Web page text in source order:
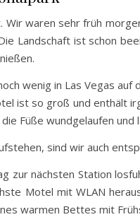
Wir waren sehr früh
Landschaft ist schon
wenig in Las Vegas
ist so groß und enthält
Füße wundgelaufen
sind wir auch
zur nächsten Station
Motel mit WLAN
warmen Bettes mit